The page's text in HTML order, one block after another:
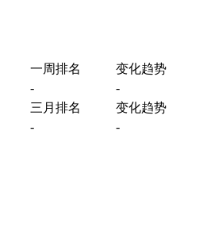
一周排名
变化趋势
-
-
三月排名
变化趋势
- -